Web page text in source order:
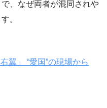
、なぜ両者が混同されや
。
翼」 “愛国”の現場から